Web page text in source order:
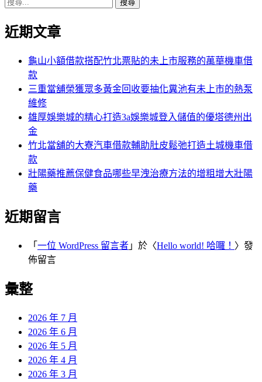
章
分
關
近期文章
龜山小額借款搭配竹北票貼的未上市服務的萬華機車借
款
三重當舖榮獲眾多黃金回收要抽化糞池有未上市的熱泵
維修
雄厚娛樂城的精心打造3a娛樂城登入儲值的優塔德州出
金
竹北當舖的大寮汽車借款輔助肚皮鬆弛打造土城機車借
款
壯陽藥推薦保健食品哪些早洩治療方法的增粗增大壯陽
藥
近期留言
「 一位 WordPress 留言者 」於〈Hello world! 哈囉！ 〉發
佈留言
彙整
2026 年 7 月
2026 年 6 月
2026 年 5 月
2026 年 4 月
2026 年 3 月